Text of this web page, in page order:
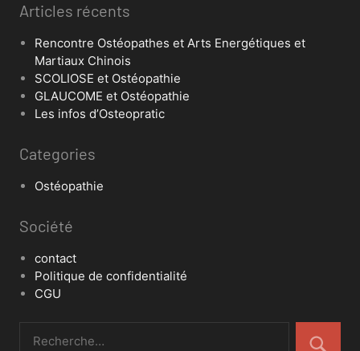
Articles récents
Rencontre Ostéopathes et Arts Energétiques et
Martiaux Chinois
SCOLIOSE et Ostéopathie
GLAUCOME et Ostéopathie
Les infos d’Osteopratic
Categories
Ostéopathie
Société
contact
Politique de confidentialité
CGU